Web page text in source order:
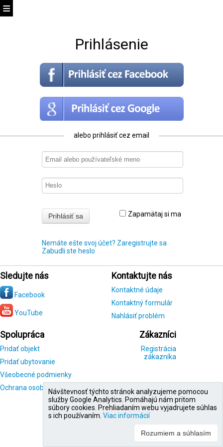
Prihlásenie
alebo prihlásiť cez email
Zapamätaj si ma
Nemáte ešte svoj účet? Zaregistrujte sa
Zabudli ste heslo
Sledujte nás
Facebook
YouTube
Kontaktujte nás
Kontaktné údaje
Kontaktný formulár
Nahlásiť problém
Spolupráca
Pridať objekt
Pridať ubytovanie
Všeobecné podmienky
Ochrana osobných údajov
Zákazníci
Registrácia
zákazníka
Návštevnosť týchto stránok analyzujeme pomocou
služby Google Analytics. Pomáhajú nám pritom
súbory cookies. Prehliadaním webu vyjadrujete súhlas
s ich používaním. Viac informácií